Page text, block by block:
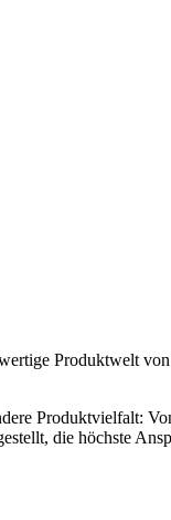
Produktwelt von
Produktvielfalt:
die höchste